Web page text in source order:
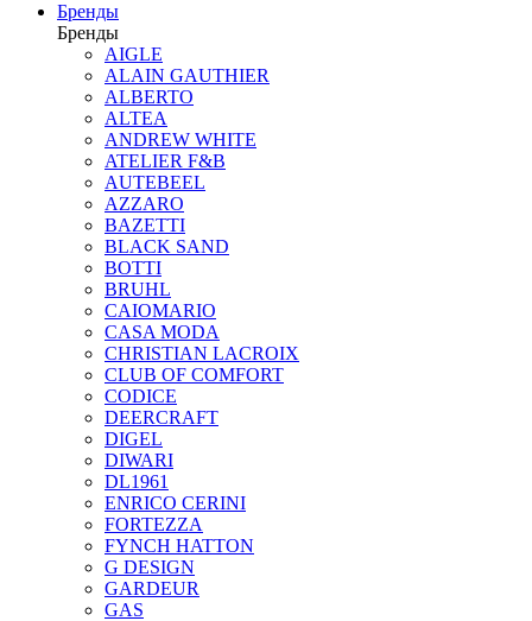
Бренды
Бренды
AIGLE
ALAIN GAUTHIER
ALBERTO
ALTEA
ANDREW WHITE
ATELIER F&B
AUTEBEEL
AZZARO
BAZETTI
BLACK SAND
BOTTI
BRUHL
CAIOMARIO
CASA MODA
CHRISTIAN LACROIX
CLUB OF COMFORT
CODICE
DEERCRAFT
DIGEL
DIWARI
DL1961
ENRICO CERINI
FORTEZZA
FYNCH HATTON
G DESIGN
GARDEUR
GAS